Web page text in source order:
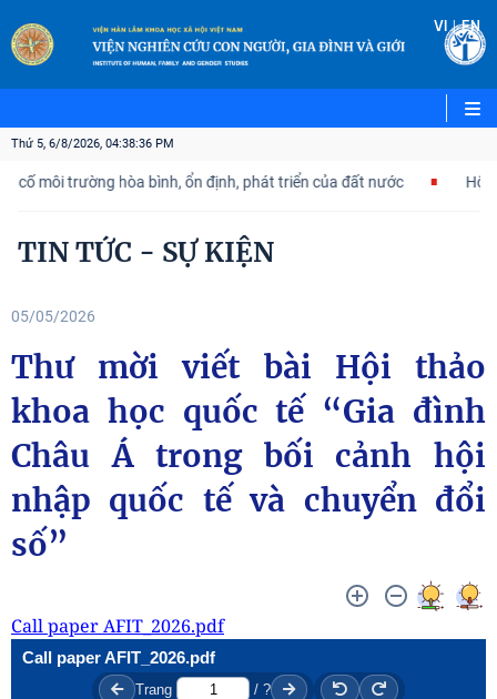
VI |EN
Thứ 5, 6/8/2026, 04:38:37 PM
trường hòa bình, ổn định, phát triển của đất nước Hội thảo
TIN TỨC - SỰ KIỆN
05/05/2026
Thư mời viết bài Hội thảo
khoa học quốc tế “Gia đình
Châu Á trong bối cảnh hội
nhập quốc tế và chuyển đổi
số”
Call paper AFIT_2026.pdf